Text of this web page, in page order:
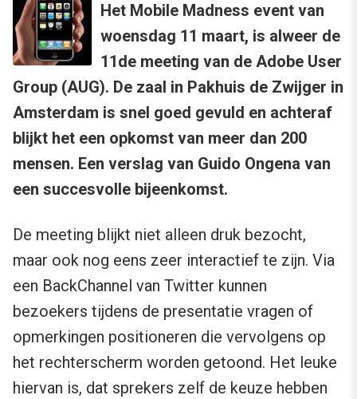
Het Mobile Madness event van
woensdag 11 maart, is alweer de
11de meeting van de Adobe User
Group (AUG). De zaal in Pakhuis de Zwijger in
Amsterdam is snel goed gevuld en achteraf
blijkt het een opkomst van meer dan 200
mensen. Een verslag van Guido Ongena van
een succesvolle bijeenkomst.
De meeting blijkt niet alleen druk bezocht,
maar ook nog eens zeer interactief te zijn. Via
een BackChannel van Twitter kunnen
bezoekers tijdens de presentatie vragen of
opmerkingen positioneren die vervolgens op
het rechterscherm worden getoond. Het leuke
hiervan is, dat sprekers zelf de keuze hebben